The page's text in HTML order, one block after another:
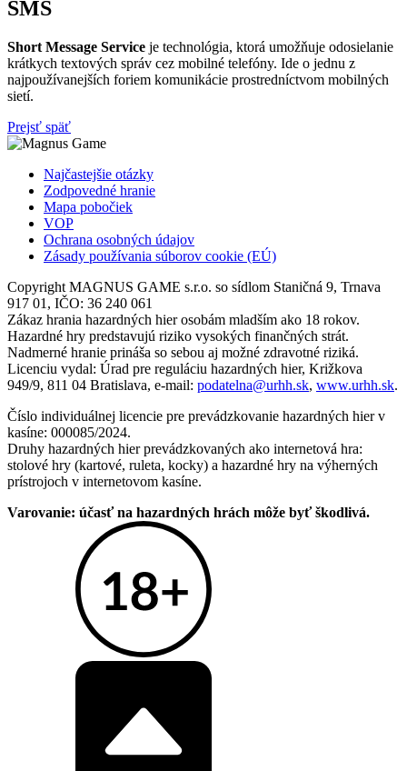
SMS
Short Message Service je technológia, ktorá umožňuje odosielanie
krátkych textových správ cez mobilné telefóny. Ide o jednu z
najpoužívanejších foriem komunikácie prostredníctvom mobilných
sietí.
Prejsť späť
Najčastejšie otázky
Zodpovedné hranie
Mapa pobočiek
VOP
Ochrana osobných údajov
Zásady používania súborov cookie (EÚ)
Copyright MAGNUS GAME s.r.o. so sídlom Staničná 9, Trnava
917 01, IČO: 36 240 061
Zákaz hrania hazardných hier osobám mladším ako 18 rokov.
Hazardné hry predstavujú riziko vysokých finančných strát.
Nadmerné hranie prináša so sebou aj možné zdravotné riziká.
Licenciu vydal: Úrad pre reguláciu hazardných hier, Križkova
949/9, 811 04 Bratislava, e-mail: podatelna@urhh.sk, www.urhh.sk.
Číslo individuálnej licencie pre prevádzkovanie hazardných hier v
kasíne: 000085/2024.
Druhy hazardných hier prevádzkovaných ako internetová hra:
stolové hry (kartové, ruleta, kocky) a hazardné hry na výherných
prístrojoch v internetovom kasíne.
Varovanie: účasť na hazardných hrách môže byť škodlivá.